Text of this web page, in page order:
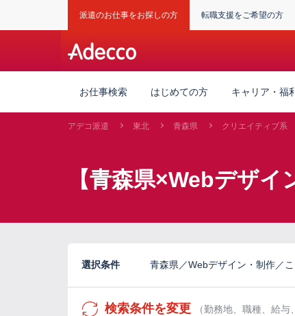
派遣のお仕事をお探しの方 転職支援をご希望の方
お仕事検索 はじめての方 キャリア・福
アデコ派遣 東北 青森県 クリエイティブ系
【青森県×Webデザ
選択条件 青森県／Webデザイン・制作／
検索条件を変更 （勤務地、職種、給